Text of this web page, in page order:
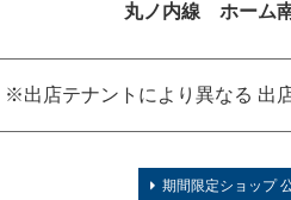
丸ノ内線 ホーム
※出店テナントにより異なる 出
期間限定ショップ